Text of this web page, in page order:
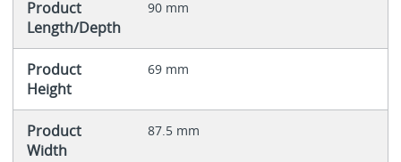
Product
Length/Depth
90 mm
Product
Height
69 mm
Product
Width
87.5 mm